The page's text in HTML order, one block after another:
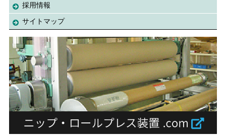
採用情報
サイトマップ